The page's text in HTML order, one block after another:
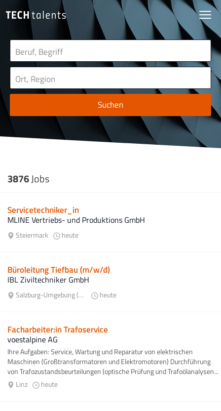
Suchen
3876Jobs
Servicetechniker_in
MLINE Vertriebs- und Produktions GmbH
Steiermark heute
Büroleitung Tiefbau (m/w/d)
IBL Ziviltechniker GmbH
Salzburg-Umgebung (Bezirk) heute
Facharbeiter:in Trafoservice
voestalpine AG
Ihre Aufgaben: Service, Wartung und Reparatur von elektrischen
Maschinen (Großtransformatoren und Elektromotoren) Durchführung
von Trafozustandsbeurteilungen (optische Prüfung und Trafoölanalysen...
Linz
heute